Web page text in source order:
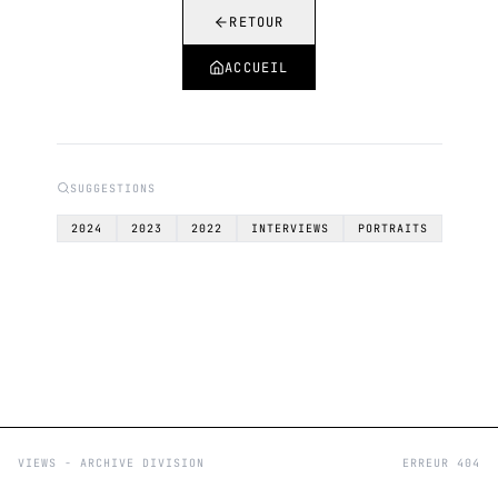
RETOUR
ACCUEIL
SUGGESTIONS
2024 2023 2022 INTERVIEWS PORTRAITS
VIEWS - ARCHIVE DIVISION ERREUR 404